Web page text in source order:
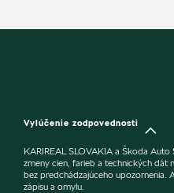
Vylúčenie zodpovednosti
KARIREAL SLOVAKIA a Škoda
zmeny cien, farieb a technických dát
bez predchádzajúceho upozornenia.
zápisu a omylu.